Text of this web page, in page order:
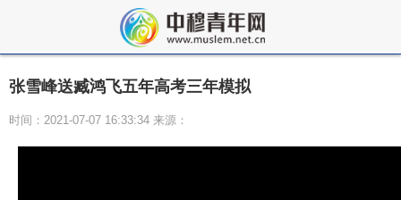
张雪峰送臧鸿飞五年高考三年模拟
时间：2021-07-07 16:33:34 来源：